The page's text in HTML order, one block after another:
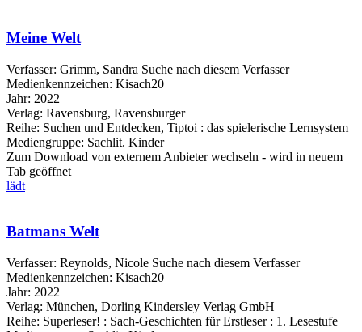
Meine Welt
Verfasser: Grimm, Sandra Suche nach diesem Verfasser
Medienkennzeichen: Kisach20
Jahr: 2022
Verlag: Ravensburg, Ravensburger
Reihe: Suchen und Entdecken, Tiptoi : das spielerische Lernsystem
Mediengruppe: Sachlit. Kinder
Zum Download von externem Anbieter wechseln - wird in neuem
Tab geöffnet
lädt
Batmans Welt
Verfasser: Reynolds, Nicole Suche nach diesem Verfasser
Medienkennzeichen: Kisach20
Jahr: 2022
Verlag: München, Dorling Kindersley Verlag GmbH
Reihe: Superleser! : Sach-Geschichten für Erstleser : 1. Lesestufe